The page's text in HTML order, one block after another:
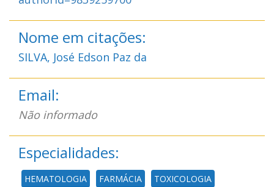
Nome em citações:
SILVA, José Edson Paz da
Email:
Não informado
Especialidades:
HEMATOLOGIA FARMÁCIA TOXICOLOGIA